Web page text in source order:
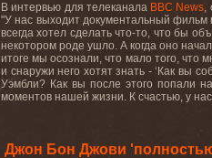
В интервью для телеканала BBC News,
"У нас выходит документальный фильм
всегда хотел сделать что-то, что бы
некотором роде ушло. А когда оно
итоге мы осознали, что мало того, что
и снаружи него хотят знать - ‘Как вы
Уэмбли? Как вы после этого попали
моментов нашей жизни. К счастью, у
Джон Бон Джови